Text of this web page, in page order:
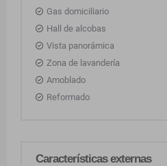
Gas domiciliario
Hall de alcobas
Vista panorámica
Zona de lavandería
Amoblado
Reformado
Características externas